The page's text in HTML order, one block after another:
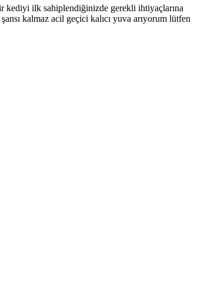
kediyi ilk sahiplendiğinizde gerekli ihtiyaçlarına
kalmaz acil geçici kalıcı yuva arıyorum lütfen